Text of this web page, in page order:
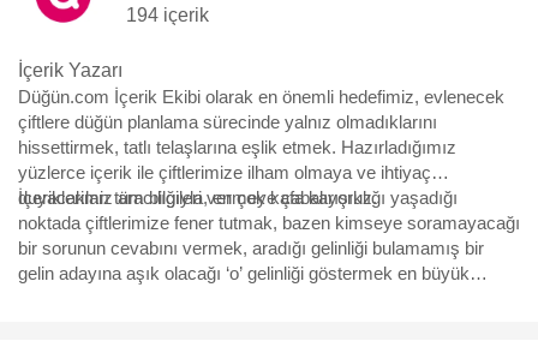
194 içerik
İçerik Yazarı
Düğün.com İçerik Ekibi olarak en önemli hedefimiz, evlenecek
çiftlere düğün planlama sürecinde yalnız olmadıklarını
hissettirmek, tatlı telaşlarına eşlik etmek. Hazırladığımız
yüzlerce içerik ile çiftlerimize ilham olmaya ve ihtiyaç
duyacakları tüm bilgileri vermeye çabalıyoruz.
İçeriklerimiz aracılığıyla, en çok kafa karışıklığı yaşadığı
noktada çiftlerimize fener tutmak, bazen kimseye soramayacağı
bir sorunun cevabını vermek, aradığı gelinliği bulamamış bir
gelin adayına aşık olacağı ‘o’ gelinliği göstermek en büyük